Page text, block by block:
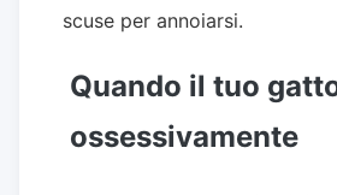
scuse per annoiarsi.
Quando il tuo
ossessivamente